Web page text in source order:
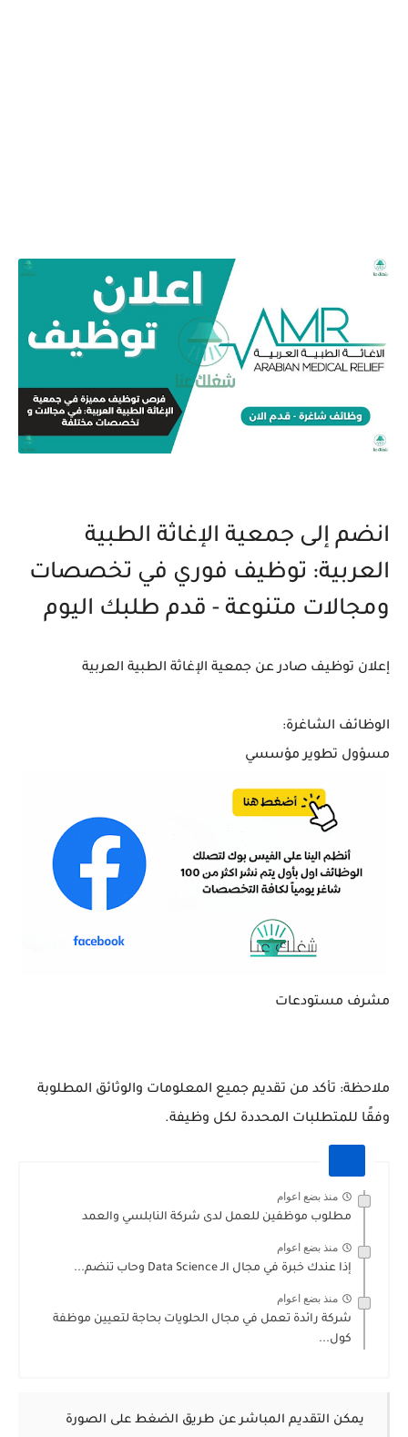
انضم إلى جمعية الإغاثة الطبية
العربية: توظيف فوري في تخصصات
ومجالات متنوعة - قدم طلبك اليوم
إعلان توظيف صادر عن جمعية الإغاثة الطبية العربية
الوظائف الشاغرة:
مسؤول تطوير مؤسسي
مشرف مستودعات
ملاحظة: تأكد من تقديم جميع المعلومات والوثائق المطلوبة
وفقًا للمتطلبات المحددة لكل وظيفة.
منذ بضع اعوام
مطلوب موظفين للعمل لدى شركة النابلسي والعمد
منذ بضع اعوام
إذا عندك خبرة في مجال الـ Data Science وحاب تنضم...
منذ بضع اعوام
شركة رائدة تعمل في مجال الحلويات بحاجة لتعيين موظفة
كول...
يمكن التقديم المباشر عن طريق الضغط على الصورة